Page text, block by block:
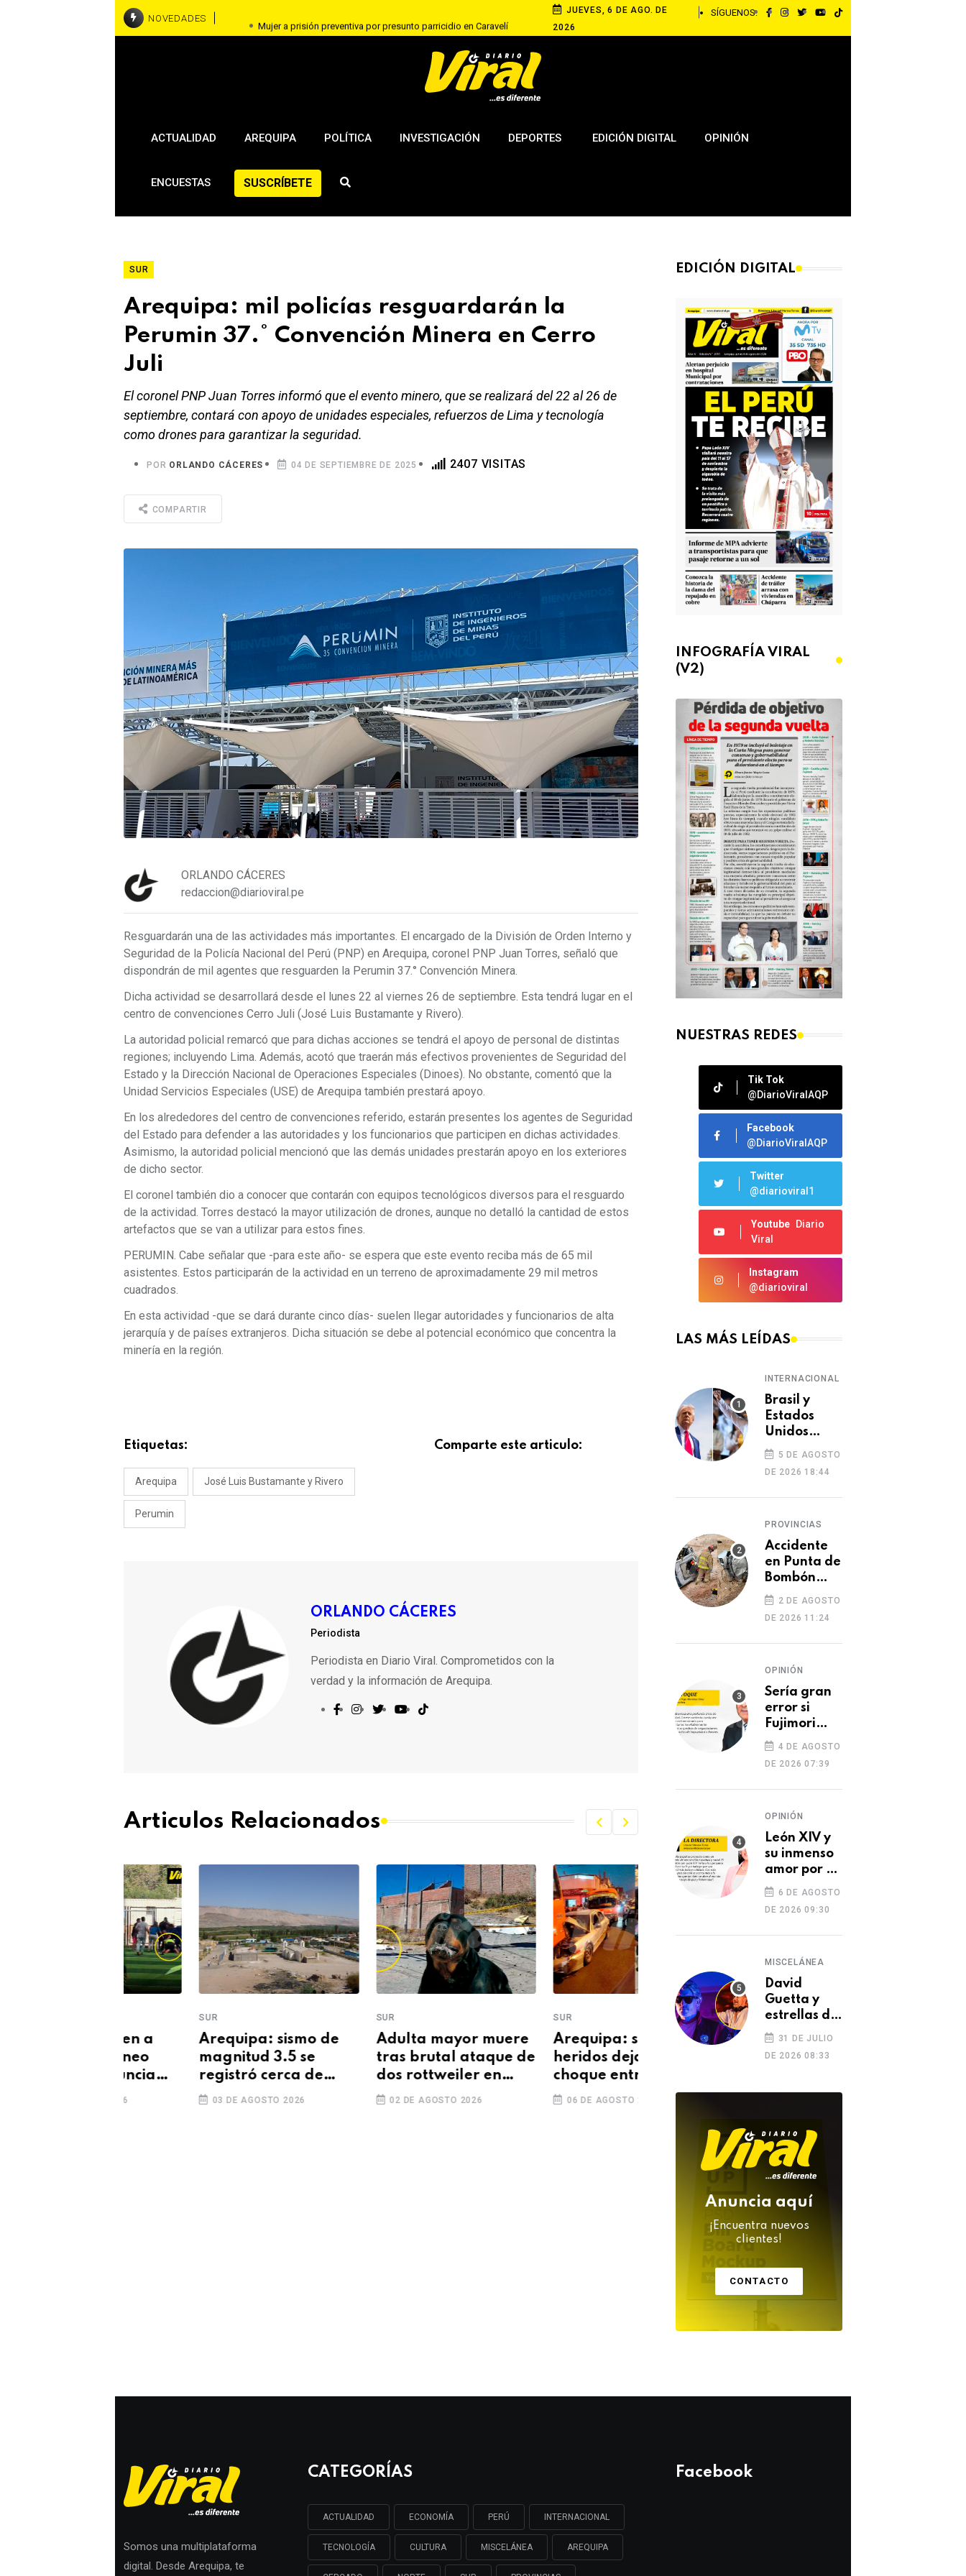
NOVEDADES
Buscan a perrita que cayó a un canal abierto: denuncian negligencia
JUEVES, 6 DE AGO. DE
2026
SÍGUENOS:
ACTUALIDAD AREQUIPA POLÍTICA INVESTIGACIÓN DEPORTES EDICIÓN DIGITAL OPINIÓN
ENCUESTAS SUSCRÍBETE
SUR
Arequipa: mil policías resguardarán la
Perumin 37.° Convención Minera en Cerro
Juli
El coronel PNP Juan Torres informó que el evento minero, que se realizará del 22 al 26 de
septiembre, contará con apoyo de unidades especiales, refuerzos de Lima y tecnología
como drones para garantizar la seguridad.
POR ORLANDO CÁCERES 04 DE SEPTIEMBRE DE 2025 2407 VISITAS
COMPARTIR
ORLANDO CÁCERES
redaccion@diarioviral.pe
Resguardarán una de las actividades más importantes. El encargado de la División de Orden Interno y
Seguridad de la Policía Nacional del Perú (PNP) en Arequipa, coronel PNP Juan Torres, señaló que
dispondrán de mil agentes que resguarden la Perumin 37.° Convención Minera.
Dicha actividad se desarrollará desde el lunes 22 al viernes 26 de septiembre. Esta tendrá lugar en el
centro de convenciones Cerro Juli (José Luis Bustamante y Rivero).
La autoridad policial remarcó que para dichas acciones se tendrá el apoyo de personal de distintas
regiones; incluyendo Lima. Además, acotó que traerán más efectivos provenientes de Seguridad del
Estado y la Dirección Nacional de Operaciones Especiales (Dinoes). No obstante, comentó que la
Unidad Servicios Especiales (USE) de Arequipa también prestará apoyo.
En los alrededores del centro de convenciones referido, estarán presentes los agentes de Seguridad
del Estado para defender a las autoridades y los funcionarios que participen en dichas actividades.
Asimismo, la autoridad policial mencionó que las demás unidades prestarán apoyo en los exteriores
de dicho sector.
El coronel también dio a conocer que contarán con equipos tecnológicos diversos para el resguardo
de la actividad. Torres destacó la mayor utilización de drones, aunque no detalló la cantidad de estos
artefactos que se van a utilizar para estos fines.
PERUMIN. Cabe señalar que -para este año- se espera que este evento reciba más de 65 mil
asistentes. Estos participarán de la actividad en un terreno de aproximadamente 29 mil metros
cuadrados.
En esta actividad -que se dará durante cinco días- suelen llegar autoridades y funcionarios de alta
jerarquía y de países extranjeros. Dicha situación se debe al potencial económico que concentra la
minería en la región.
Etiquetas:
Arequipa José Luis Bustamante y Rivero
Perumin
Comparte este articulo:
ORLANDO CÁCERES
Periodista
Periodista en Diario Viral. Comprometidos con la
verdad y la información de Arequipa.
Articulos Relacionados
Arequipa: sismo de
magnitud 3.5 se
registró cerca de
Vítor03 DE AGOSTO 2026
Adulta mayor muere
tras brutal ataque de
dos rottweiler en
Sabandía
02 DE AGOSTO 2026
Arequipa: siete
heridos deja triple
choque entre combis
y colectivo
06 DE AGOSTO 2026
Clausuran farmacias
vencidos en Mariano
SUR
llega a la Policía
EDICIÓN DIGITAL
INFOGRAFÍA VIRAL
(V2)
NUESTRAS REDES
Tik Tok
@DiarioViralAQP
Facebook
@DiarioViralAQP
Twitter
@diarioviral1
Youtube
Diario
Viral
Instagram
@diarioviral
LAS MÁS LEÍDAS
INTERNACIONAL
Brasil y
Estados
Unidos
elevan
tensión
diplomática
tras retiro
embajadora
en
Washington
5 DE AGOSTO
DE 2026 18:44
PROVINCIAS
Accidente
en Punta de
Bombón
deja un
muerto y
dos heridos
2 DE AGOSTO
DE 2026 11:24
OPINIÓN
Sería gran
error si
Fujimori
indulta a
Castillo o
Toledo
4 DE AGOSTO
DE 2026 07:39
OPINIÓN
León XIV y
su inmenso
amor por el
Perú
6 DE AGOSTO
DE 2026 09:30
MISCELÁNEA
David
Guetta y
estrellas de
la música
despiden a
DJ Kavinsky
inesperada
31 DE JULIO
DE 2026 08:33
Anuncia aquí
¡Encuentra nuevos
clientes!
CONTACTO
Somos una multiplataforma
digital. Desde Arequipa, te
CATEGORÍAS
ACTUALIDAD ECONOMÍA PERÚ INTERNACIONAL
TECNOLOGÍA CULTURA MISCELÁNEA AREQUIPA
Facebook